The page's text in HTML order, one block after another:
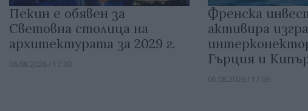
Пекин е обявен за
Световна столица на
архитектурата за 2029 г.
06.08.2026 / 17:30
Френска
активира
Гърция и
06.08.2026 / 17:06